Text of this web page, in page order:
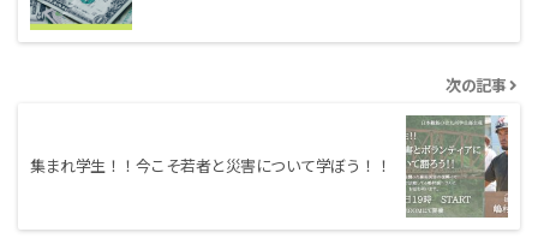
次の記事
集まれ学生！！今こそ若者と災害について学ぼう！！